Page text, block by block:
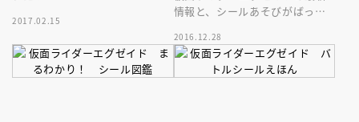
2017.02.15
情報と、シールあそびがばっち
本が登場！
2016.12.28